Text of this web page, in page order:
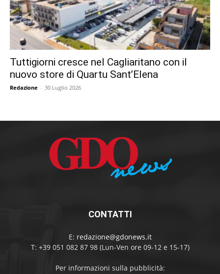
Tuttigiorni cresce nel Cagliaritano con il
nuovo store di Quartu Sant’Elena
Redazione - 30 Luglio 2026
CONTATTI
E: redazione@gdonews.it
T: +39 051 082 87 98 (Lun-Ven ore 09-12 e 15-17)
Per informazioni sulla pubblicità: